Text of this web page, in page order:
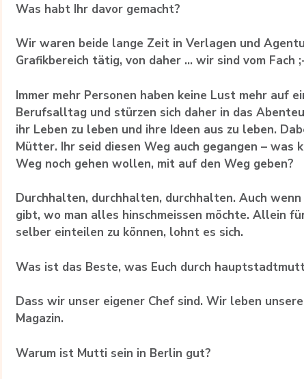
Was habt Ihr davor gemacht?
Wir waren beide lange Zeit in Verlagen und
Grafikbereich tätig, von daher … wir sind vom Fach
Immer mehr Personen haben keine Lust mehr auf
Berufsalltag und stürzen sich daher in das
ihr Leben zu leben und ihre Ideen aus zu leben.
Mütter. Ihr seid diesen Weg auch gegangen – was
Weg noch gehen wollen, mit auf den Weg geben?
Durchhalten, durchhalten, durchhalten. Auch wenn
gibt, wo man alles hinschmeissen möchte. Allein
selber einteilen zu können, lohnt es sich.
Was ist das Beste, was Euch durch
Dass wir unser eigener Chef sind. Wir leben
Magazin.
Warum ist Mutti sein in Berlin gut?